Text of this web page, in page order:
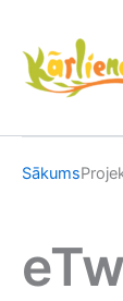
content
Sākums